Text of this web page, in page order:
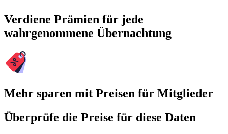
Verdiene Prämien für jede
wahrgenommene Übernachtung
Mehr sparen mit Preisen für Mitglieder
Überprüfe die Preise für diese Daten